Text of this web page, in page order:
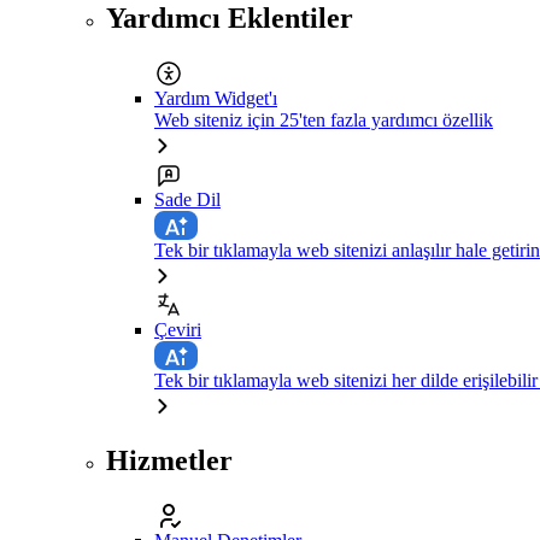
Yardımcı Eklentiler
Yardım Widget'ı
Web siteniz için 25'ten fazla yardımcı özellik
Sade Dil
Tek bir tıklamayla web sitenizi anlaşılır hale getirin
Çeviri
Tek bir tıklamayla web sitenizi her dilde
Hizmetler